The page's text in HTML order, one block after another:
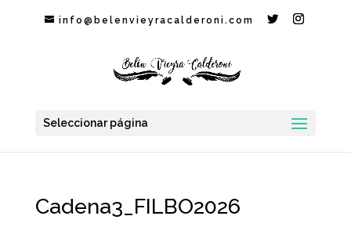
info@belenvieyracalderoni.com
Seleccionar página
Cadena3_FILBO2026